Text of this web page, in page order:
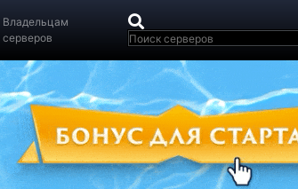
Владельцам
серверов